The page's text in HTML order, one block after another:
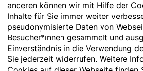
Deutsche Gesellschaft für
Godesberger Allee 136
53175 Bonn
Tel:+49 228 3776-600
Fax:+49 228 3776-800
anderen können wir mit Hilfe der
Inhalte für Sie immer weiter
pseudonymisierte Daten von
Besucher*innen gesammelt und
Einverständnis in die Verwendung
Sie jederzeit widerrufen. Weitere